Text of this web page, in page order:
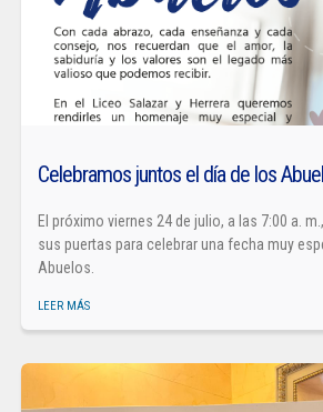
Celebramos juntos el día de los
El próximo viernes 24 de julio, a las 7:00 a.
sus puertas para celebrar una fecha muy
Abuelos.
LEER MÁS